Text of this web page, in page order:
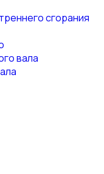
сгорания
вала